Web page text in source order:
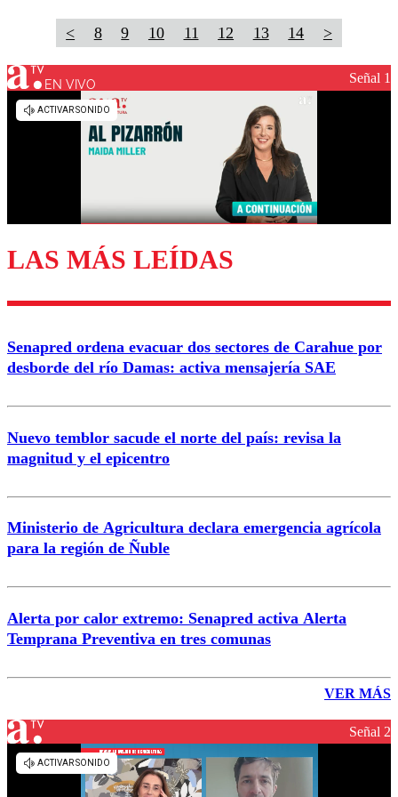
< 8 9 10 11 12 13 14 >
EN VIVO Señal 1
LAS MÁS LEÍDAS
Senapred ordena evacuar dos sectores de Carahue por
desborde del río Damas: activa mensajería SAE
Nuevo temblor sacude el norte del país: revisa la
magnitud y el epicentro
Ministerio de Agricultura declara emergencia agrícola
para la región de Ñuble
Alerta por calor extremo: Senapred activa Alerta
Temprana Preventiva en tres comunas
VER MÁS
Señal 2